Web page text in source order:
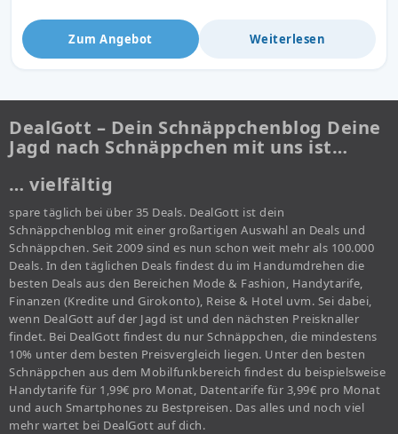
Zum Angebot Weiterlesen
DealGott – Dein Schnäppchenblog Deine
Jagd nach Schnäppchen mit uns ist…
… vielfältig
spare täglich bei über 35 Deals. DealGott ist dein
Schnäppchenblog mit einer großartigen Auswahl an Deals und
Schnäppchen. Seit 2009 sind es nun schon weit mehr als 100.000
Deals. In den täglichen Deals findest du im Handumdrehen die
besten Deals aus den Bereichen Mode & Fashion, Handytarife,
Finanzen (Kredite und Girokonto), Reise & Hotel uvm. Sei dabei,
wenn DealGott auf der Jagd ist und den nächsten Preisknaller
findet. Bei DealGott findest du nur Schnäppchen, die mindestens
10% unter dem besten Preisvergleich liegen. Unter den besten
Schnäppchen aus dem Mobilfunkbereich findest du beispielsweise
Handytarife für 1,99€ pro Monat, Datentarife für 3,99€ pro Monat
und auch Smartphones zu Bestpreisen. Das alles und noch viel
mehr wartet bei DealGott auf dich.